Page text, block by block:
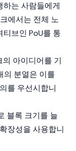
하는 사람들에게
에서는 전체 노
브인 PoU를 통
의 아이디어를 기
의 분열은 이를
를 우선시합니
블록 크기를 늘
확장성을 사용합니